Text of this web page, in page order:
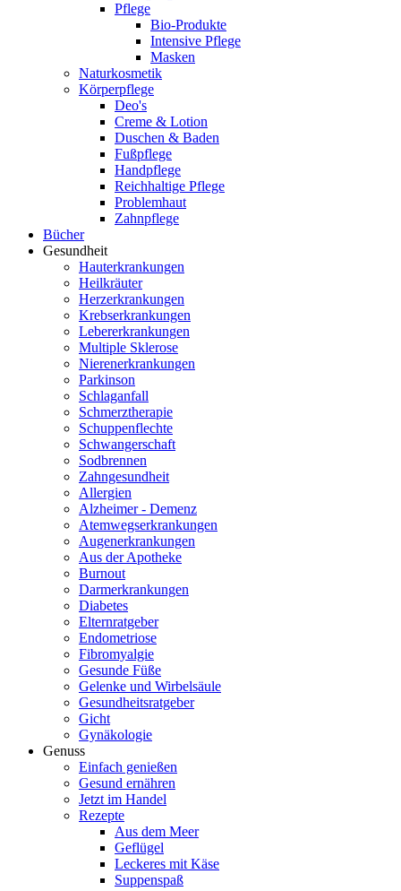
Pflege
Bio-Produkte
Intensive Pflege
Masken
Naturkosmetik
Körperpflege
Deo's
Creme & Lotion
Duschen & Baden
Fußpflege
Handpflege
Reichhaltige Pflege
Problemhaut
Zahnpflege
Bücher
Gesundheit
Hauterkrankungen
Heilkräuter
Herzerkrankungen
Krebserkrankungen
Lebererkrankungen
Multiple Sklerose
Nierenerkrankungen
Parkinson
Schlaganfall
Schmerztherapie
Schuppenflechte
Schwangerschaft
Sodbrennen
Zahngesundheit
Allergien
Alzheimer - Demenz
Atemwegserkrankungen
Augenerkrankungen
Aus der Apotheke
Burnout
Darmerkrankungen
Diabetes
Elternratgeber
Endometriose
Fibromyalgie
Gesunde Füße
Gelenke und Wirbelsäule
Gesundheitsratgeber
Gicht
Gynäkologie
Genuss
Einfach genießen
Gesund ernähren
Jetzt im Handel
Rezepte
Aus dem Meer
Geflügel
Leckeres mit Käse
Suppenspaß